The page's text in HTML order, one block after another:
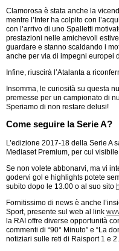
Clamorosa è stata anche la
mentre l’Inter ha colpito con
con l’arrivo di uno Spalletti
prestazioni nelle amichevoli
guardare e stanno scaldando i
anche per via di impegni europei
Infine, riuscirà l’Atalanta a
Insomma, le curiosità su questa
premesse per un campionato di
Speriamo di non restare delusi!
Come seguire la Serie A?
L’edizione 2017-18 della Serie A
Mediaset Premium, per cui
Se non volete abbonarvi, ma vi
godervi gol e highlights potete
subito dopo le 13.00 o al suo sito
Fornitissimo di news è anche
Sport, presente sul web al link
la RAI offre diverse opportunità
commenti di “90° Minuto” e “La
notiziari sulle reti di Raisport 1 e 2.